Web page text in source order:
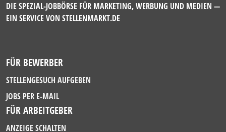
DIE SPEZIAL-JOBBÖRSE FÜR MARKETING, WERBUNG UND MEDIEN —
EIN SERVICE VON STELLENMARKT.DE
FÜR BEWERBER
STELLENGESUCH AUFGEBEN
JOBS PER E-MAIL
FÜR ARBEITGEBER
ANZEIGE SCHALTEN